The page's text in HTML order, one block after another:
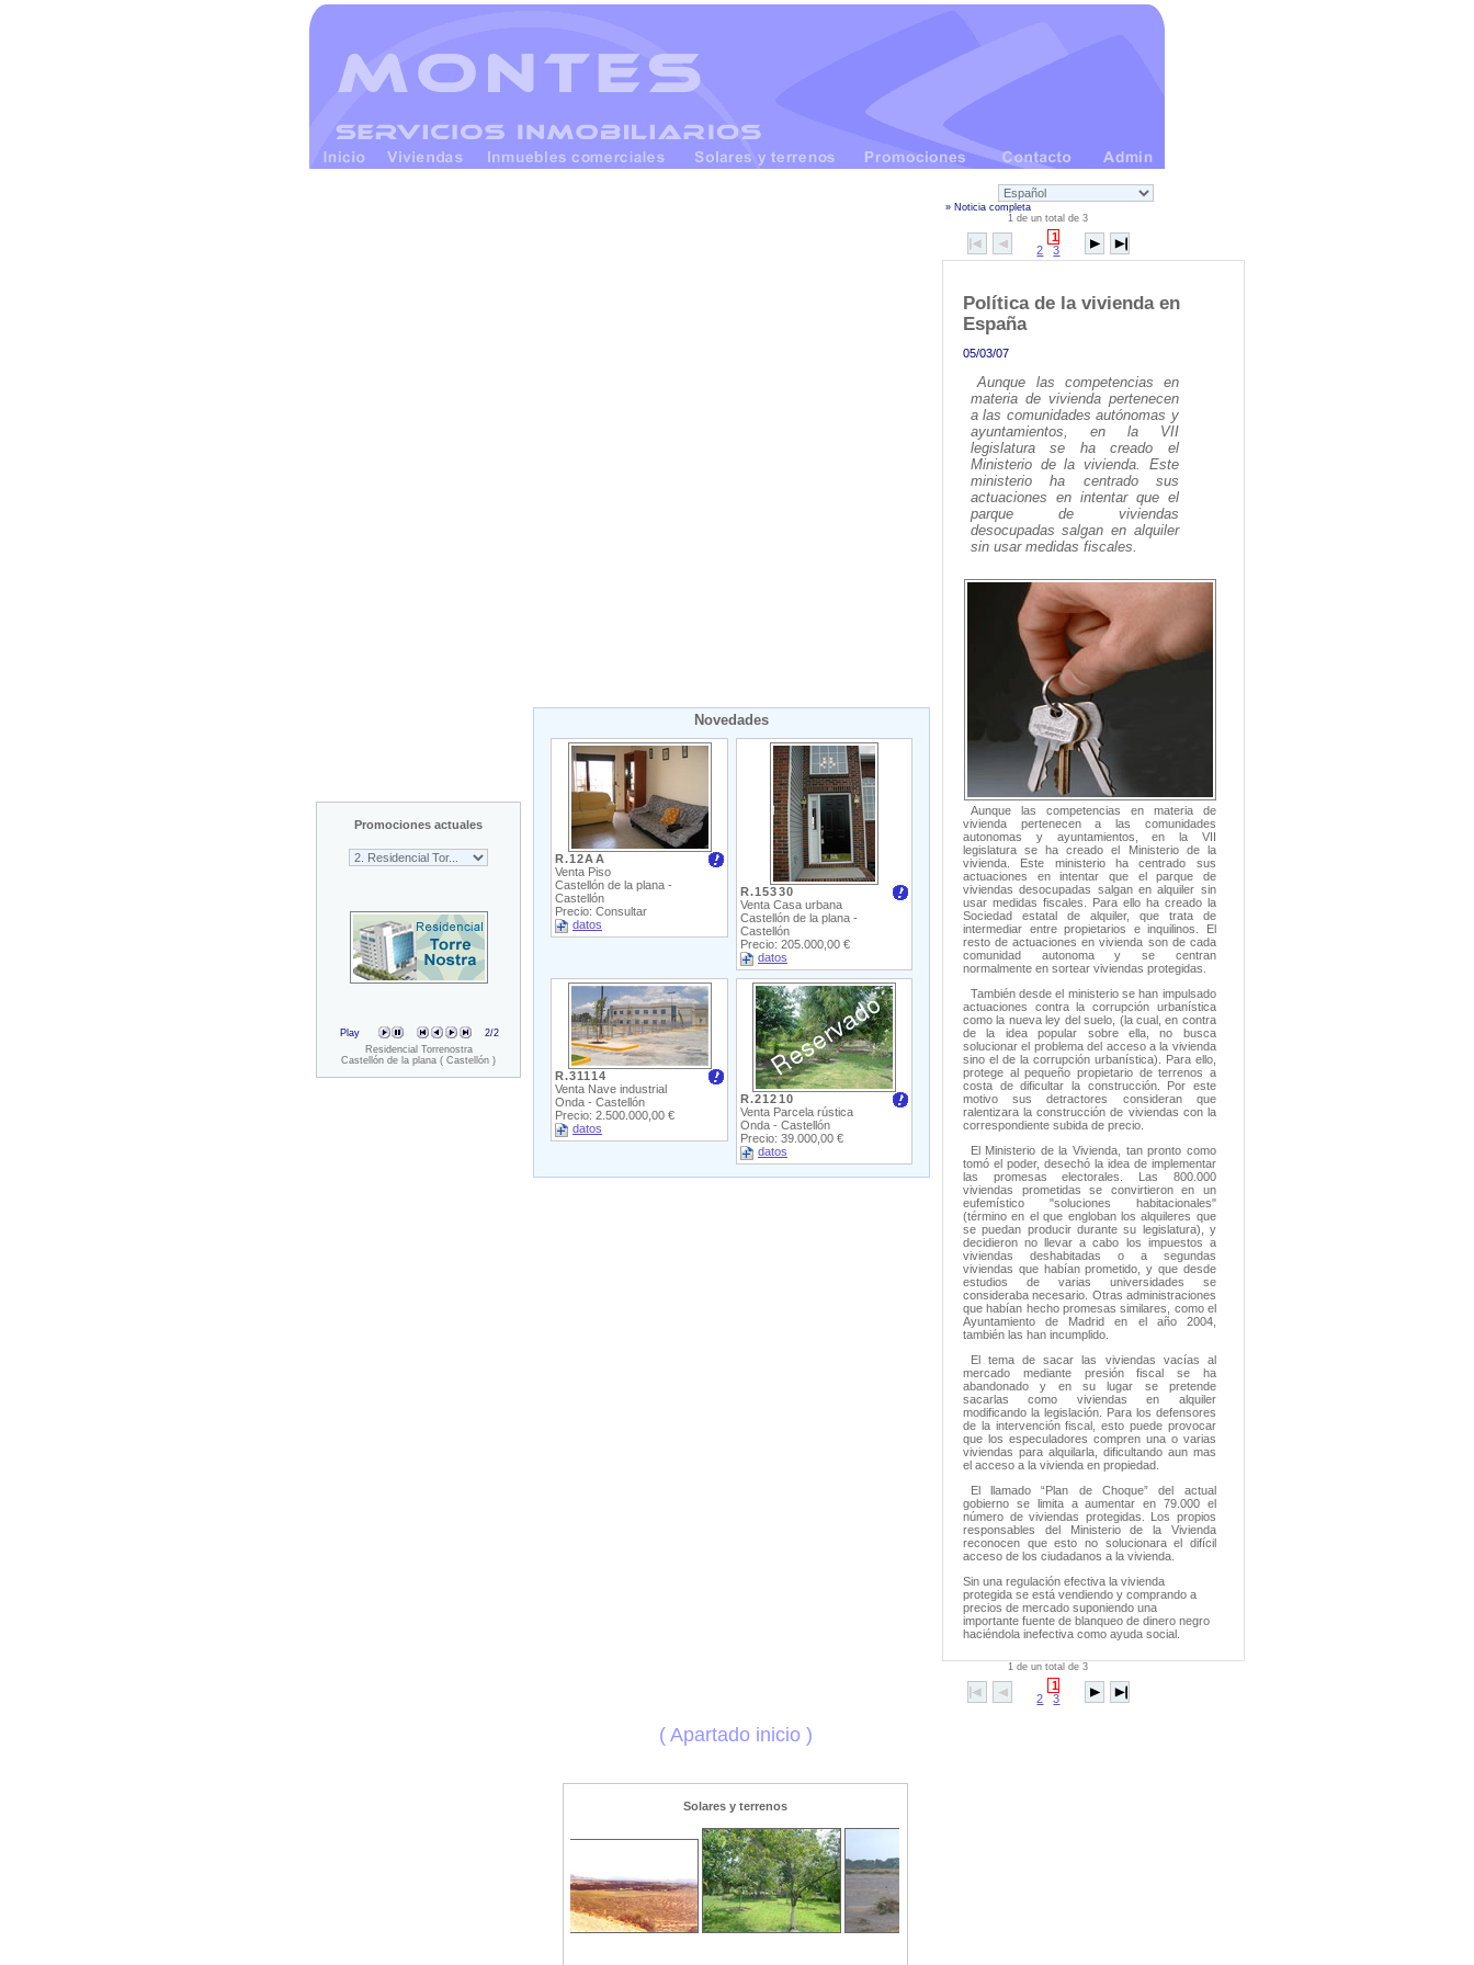
Promociones actuales
Play 2/2
Residencial Torrenostra
Castellón de la plana ( Castellón )
Novedades
R.12AA
Venta Piso
Castellón de la plana -
Castellón
Precio: Consultar
datos
R.15330
Venta Casa urbana
Castellón de la plana -
Castellón
Precio: 205.000,00 €
datos
R.31114
Venta Nave industrial
Onda - Castellón
Precio: 2.500.000,00 €
datos
R.21210
Venta Parcela rústica
Onda - Castellón
Precio: 39.000,00 €
datos
» Noticia completa
1 de un total de 3
1
2
3
Política de la vivienda en
España
05/03/07
Aunque las competencias en
materia de vivienda pertenecen
a las comunidades autónomas y
ayuntamientos, en la VII
legislatura se ha creado el
Ministerio de la vivienda. Este
ministerio ha centrado sus
actuaciones en intentar que el
parque de viviendas
desocupadas salgan en alquiler
sin usar medidas fiscales.
Aunque las competencias en materia de
vivienda pertenecen a las comunidades
autonomas y ayuntamientos, en la VII
legislatura se ha creado el Ministerio de la
vivienda. Este ministerio ha centrado sus
actuaciones en intentar que el parque de
viviendas desocupadas salgan en alquiler sin
usar medidas fiscales. Para ello ha creado la
Sociedad estatal de alquiler, que trata de
intermediar entre propietarios e inquilinos. El
resto de actuaciones en vivienda son de cada
comunidad autonoma y se centran
normalmente en sortear viviendas protegidas.
También desde el ministerio se han impulsado
actuaciones contra la corrupción urbanística
como la nueva ley del suelo, (la cual, en contra
de la idea popular sobre ella, no busca
solucionar el problema del acceso a la vivienda
sino el de la corrupción urbanística). Para ello,
protege al pequeño propietario de terrenos a
costa de dificultar la construcción. Por este
motivo sus detractores consideran que
ralentizara la construcción de viviendas con la
correspondiente subida de precio.
El Ministerio de la Vivienda, tan pronto como
tomó el poder, desechó la idea de implementar
las promesas electorales. Las 800.000
viviendas prometidas se convirtieron en un
eufemístico "soluciones habitacionales"
(término en el que engloban los alquileres que
se puedan producir durante su legislatura), y
decidieron no llevar a cabo los impuestos a
viviendas deshabitadas o a segundas
viviendas que habían prometido, y que desde
estudios de varias universidades se
consideraba necesario. Otras administraciones
que habían hecho promesas similares, como el
Ayuntamiento de Madrid en el año 2004,
también las han incumplido.
El tema de sacar las viviendas vacías al
mercado mediante presión fiscal se ha
abandonado y en su lugar se pretende
sacarlas como viviendas en alquiler
modificando la legislación. Para los defensores
de la intervención fiscal, esto puede provocar
que los especuladores compren una o varias
viviendas para alquilarla, dificultando aun mas
el acceso a la vivienda en propiedad.
El llamado “Plan de Choque” del actual
gobierno se limita a aumentar en 79.000 el
número de viviendas protegidas. Los propios
responsables del Ministerio de la Vivienda
reconocen que esto no solucionara el difícil
acceso de los ciudadanos a la vivienda.
Sin una regulación efectiva la vivienda
protegida se está vendiendo y comprando a
precios de mercado suponiendo una
importante fuente de blanqueo de dinero negro
haciéndola inefectiva como ayuda social.
1 de un total de 3
1
2
3
( Apartado inicio )
Solares y terrenos